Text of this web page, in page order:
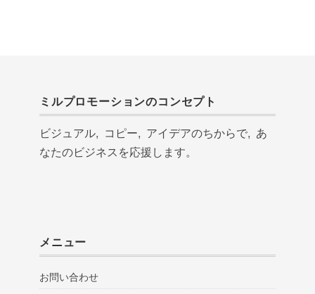
ミルプロモーションのコンセプト
ビジュアル, コピー, アイデアのちからで, あ
なたのビジネスを応援します。
メニュー
お問い合わせ